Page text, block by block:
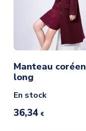
Manteau coréen
long
En stock
36,34 €